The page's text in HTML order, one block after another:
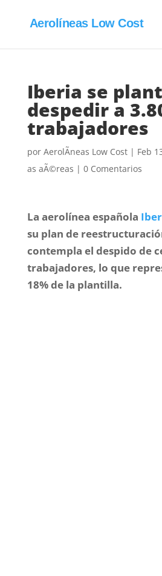
Aerolíneas Low Cost
Iberia se
despedir a
trabajadores
por AerolÃ­neas Low Cost| Feb
as aÃ©reas | 0 Comentarios
La aerolínea española
su plan de
contempla el despido de
trabajadores, lo que
18% de la plantilla.